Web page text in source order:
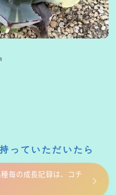
っていただいたら
毎の成長記録は、コチ